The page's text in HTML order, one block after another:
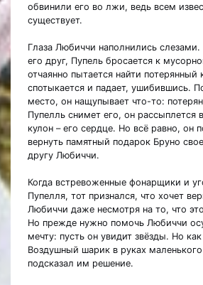
обвинили его во лжи, ведь всем
существует.
Глаза Любиччи наполнились слезами.
его друг, Пупель бросается к
отчаянно пытается найти потерянный
спотыкается и падает, ушибившись.
место, он нащупывает что-то:
Пупелль снимет его, он рассыплется
кулон – его сердце. Но всё равно, он
вернуть памятный подарок Бруно
другу Любиччи.
Когда встревоженные фонарщики и
Пупелля, тот признался, что хочет
Любиччи даже несмотря на то, что
Но прежде нужно помочь Любиччи
мечту: пусть он увидит звёзды. Но как
Воздушный шарик в руках
подсказал им решение.